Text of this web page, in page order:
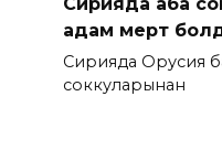
адам мерт
Сирияда Орусия
соккуларынан